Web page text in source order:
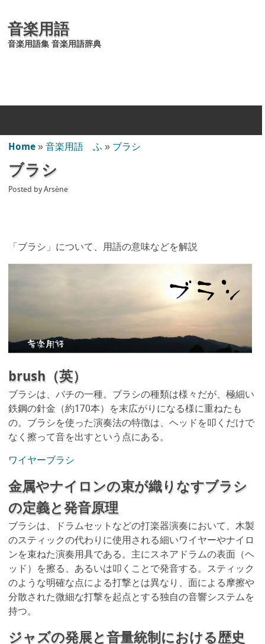
音楽用語
音楽用語集 音楽用語辞典
Home » 音楽用語 ふ » ブラシ
ブラシ
Posted by Arsène
「ブラシ」について、用語の意味などを解説
brush（英）
ブラシは、バチの一種。ブラシの種類は様々だが、極細い
鉄鋼の針金（約170本）を末広がりになる様に重ねたも
の。ブラシを使った演奏法の特徴は、ヘッドを叩くだけで
なく擦って音を出すという点にある。
ワイヤーブラシ
金属やナイロンの束が織りなすブラシ
の定義と発音原理
ブラシは、ドラムセットなどの打楽器演奏において、木製
のスティックの代わりに使用される細いワイヤーやナイロ
ンを束ねた演奏用具である。主にスネアドラムの表面（ヘ
ッド）を擦る、あるいは叩くことで発音する。スティック
のような明確な点による打撃とは異なり、面による摩擦や
分散された微細な打撃を起点とする独自の音響システムを
持つ。
ジャズの発展と音量統制における歴史